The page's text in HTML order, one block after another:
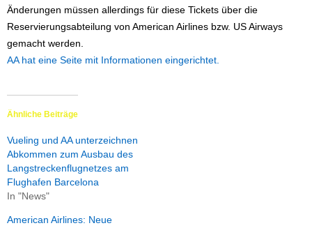
Änderungen müssen allerdings für diese Tickets über die
Reservierungsabteilung von American Airlines bzw. US Airways
gemacht werden.
AA hat eine Seite mit Informationen eingerichtet.
Ähnliche Beiträge
Vueling und AA unterzeichnen
Abkommen zum Ausbau des
Langstreckenflugnetzes am
Flughafen Barcelona
In "News"
American Airlines: Neue